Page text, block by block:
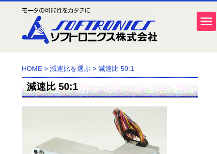
HOME> 減速比を選ぶ > 減速比 50:1
減速比 50:1